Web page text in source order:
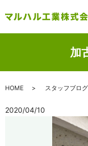
加
HOME スタッフブロ
2020/04/10